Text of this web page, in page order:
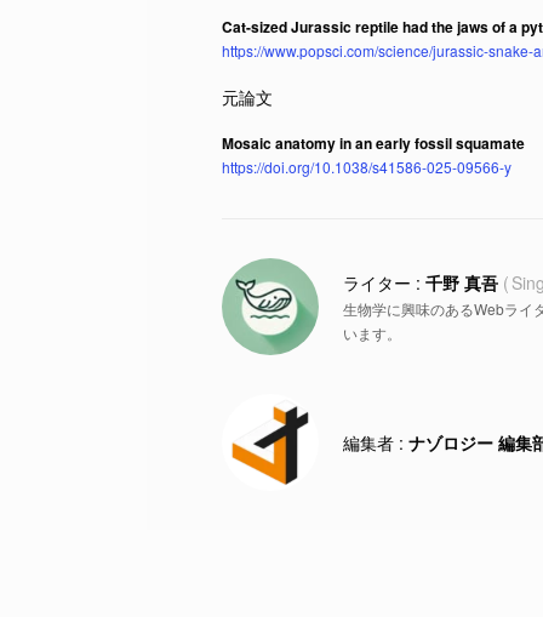
Cat-sized Jurassic reptile had the jaws of a
https://www.popsci.com/science/jurassic-snake-
Mosaic anatomy in an early fossil squamate
https://doi.org/10.1038/s41586-025-09566-y
千野 真吾
生物学に興味のあるWebライ
います。
ナゾロジー 編集